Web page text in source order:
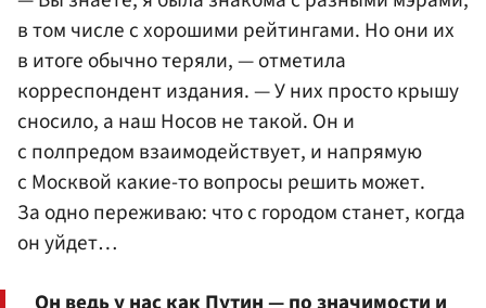
в том числе с хорошими рейтингами. Но они их
в итоге обычно теряли, — отметила
корреспондент издания. — У них просто крышу
сносило, а наш Носов не такой. Он и
с полпредом взаимодействует, и напрямую
с Москвой какие-то вопросы решить может.
За одно переживаю: что с городом станет, когда
он уйдет…